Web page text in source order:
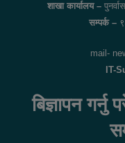
शाखा कार्यालय –
सम्पर्क –
mail-
IT-
बिज्ञापन